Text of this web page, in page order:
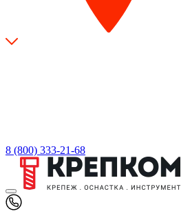
8 (800) 333-21-68